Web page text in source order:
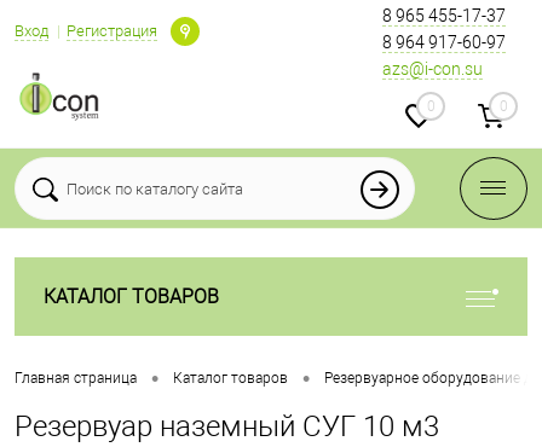
Вход Регистрация
8 965 455-17-37
8 964 917-60-97
azs@i-con.su
0 0
КАТАЛОГ ТОВАРОВ
Главная страница • Каталог товаров • Резервуарное оборудование
Резервуар наземный СУГ 10 м3